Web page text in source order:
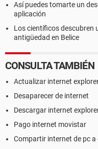
Así puedes tomarte un
aplicación
Los científicos descubren
antigüedad en Belice
CONSULTA TAMBIÉN
Actualizar internet
Desaparecer de internet
Descargar internet
Pago internet movistar
Compartir internet de pc